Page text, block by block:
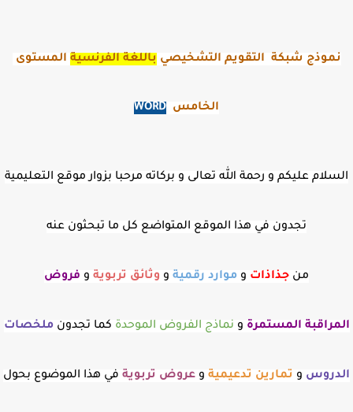
نموذج شبكة التقويم التشخيصي باللغة الفرنسية المستوى
الخامس WORD
السلام عليكم و رحمة الله تعالى و بركاته مرحبا بزوار موقع التعليمية
تجدون في هذا الموقع المتواضع كل ما تبحثون عنه
من جذاذات و موارد رقمية و وثائق تربوية و فروض
المراقبة المستمرة و نماذج الفروض الموحدة كما تجدونملخصات
الدروس و تمارين تدعيمية و عروض تربوية في هذا الموضوع بحول